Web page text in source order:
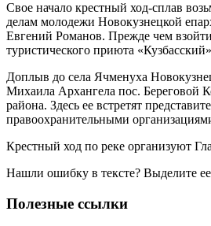
Свое начало крестный ход-сплав
делам молодежи Новокузнецкой
Евгений Романов. Прежде чем
туристического приюта
Доплыв до села Ячменуха
Михаила Архангела пос. Береговой
района. Здесь ее встретят
правоохранительными
Крестный ход по реке организуют
Нашли ошибку в тексте? Выделите
Полезные ссылки